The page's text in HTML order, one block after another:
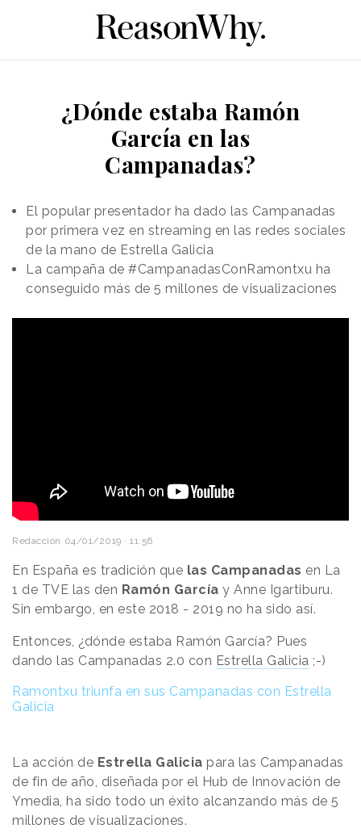
¿Dónde estaba Ramón
García en las
Campanadas?
El popular presentador ha dado las Campanadas
por primera vez en streaming en las redes sociales
de la mano de Estrella Galicia
La campaña de #CampanadasConRamontxu ha
conseguido más de 5 millones de visualizaciones
Redacción 04/01/2019 · 11:56
En España es tradición que las Campanadas en La
1 de TVE las den Ramón García y Anne Igartiburu.
Sin embargo, en este 2018 - 2019 no ha sido así.
Entonces, ¿dónde estaba Ramón García? Pues
dando las Campanadas 2.0 con Estrella Galicia ;-)
Ramontxu triunfa en sus Campanadas con Estrella
Galicia
La acción de Estrella Galicia para las Campanadas
de fin de año, diseñada por el Hub de Innovación de
Ymedia, ha sido todo un éxito alcanzando más de 5
millones de visualizaciones.